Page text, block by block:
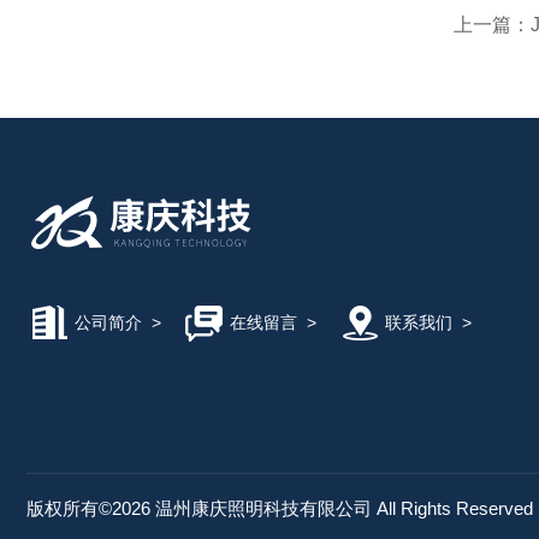
上一篇：
公司简介 > 在线留言> 联系我们 >
版权所有©2026 温州康庆照明科技有限公司 All Rights